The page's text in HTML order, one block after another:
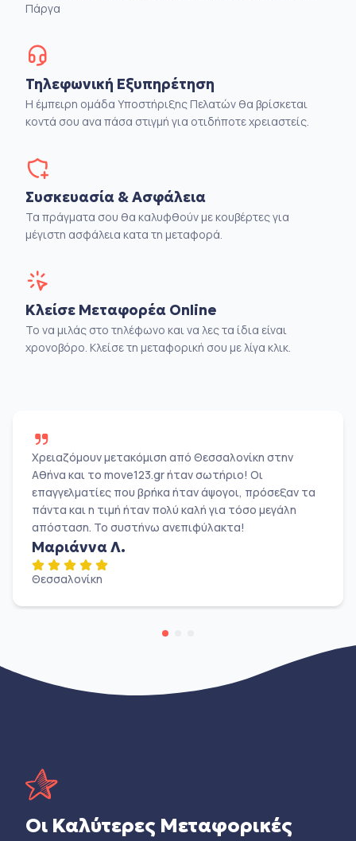
Πάργα
Τηλεφωνική Εξυπηρέτηση
Η έμπειρη ομάδα Υποστήριξης Πελατών θα βρίσκεται
κοντά σου ανα πάσα στιγμή για οτιδήποτε χρειαστείς.
Συσκευασία & Ασφάλεια
Τα πράγματα σου θα καλυφθούν με κουβέρτες για
μέγιστη ασφάλεια κατα τη μεταφορά.
Κλείσε Μεταφορέα Online
Το να μιλάς στο τηλέφωνο και να λες τα ίδια είναι
χρονοβόρο. Κλείσε τη μεταφορική σου με λίγα κλικ.
Χρειαζόμουν μετακόμιση από Θεσσαλονίκη στην
Αθήνα και το move123.gr ήταν σωτήριο! Οι
επαγγελματίες που βρήκα ήταν άψογοι, πρόσεξαν τα
πάντα και η τιμή ήταν πολύ καλή για τόσο μεγάλη
απόσταση. Το συστήνω ανεπιφύλακτα!
Μαριάννα Λ.
Θεσσαλονίκη
Οι Καλύτερες Μεταφορικές